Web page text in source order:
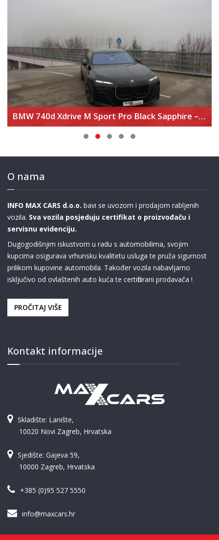
BMW 740d Xdrive M Sport Pro Black Sapphire – Executive Lounge – Theater Screen
O nama
INFO MAX CARS d.o.o. bavi se uvozom i prodajom rabljenih
vozila. Sva vozila posjeduju certifikat o proizvođaču i
servisnu evidenciju.
Dugogodišnjim iskustvom u radu s automobilima, svojim
kupcima osigurava vrhunsku kvalitetu usluga te pruža sigurnost
prilikom kupovine automobila. Također vozila nabavljamo
isključivo od ovlaštenih auto kuća te certificirani prodavača !
PROČITAJ VIŠE
Kontakt informacije
Skladište: Lanište,
10020 Novi Zagreb, Hrvatska
Sjedište: Gajeva 59,
10000 Zagreb, Hrvatska
+385 (0)95 527 5550
info@maxcars.hr